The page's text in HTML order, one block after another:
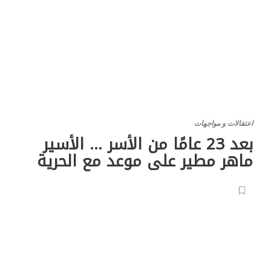
اعتقالات و مواجهات
بعد 23 عامًا من الأسر … الأسير
ماهر مطير على موعد مع الحرية